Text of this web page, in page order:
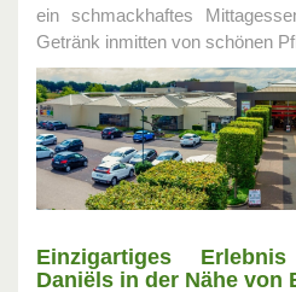
ein schmackhaftes
Getränk inmitten von schönen
Einzigartiges
Daniëls in der Nähe von